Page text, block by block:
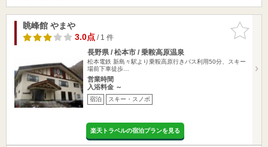
お気に入
りに追加
眺峰館 やまや
3.0点/ 1 件
長野県 / 松本市 / 乗鞍高原温泉
松本電鉄 新島々駅より乗鞍高原行きバス利用50分、スキー
場前下車徒歩…
営業時間
入浴料金 ～
宿泊 スキー・スノボ
楽天トラベルの宿泊プランを見る